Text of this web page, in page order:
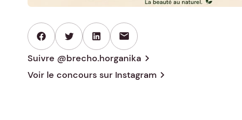
mail
Suivre @brecho.horganika chevron_right
Voir le concours sur Instagram chevron_right